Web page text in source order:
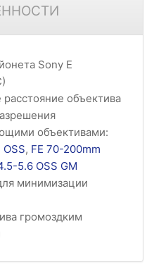
Sony E
объектива
объективами:
, FE 70-200mm
5.6 OSS GM
минимизации
громоздким